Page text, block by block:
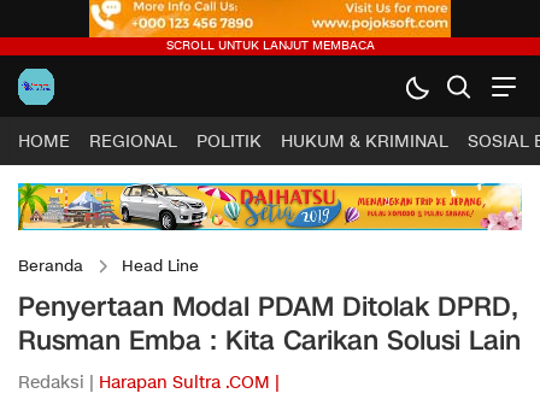
HOME REGIONAL POLITIK HUKUM & KRIMINAL SOSIAL
Beranda Head Line
Penyertaan Modal PDAM Ditolak DPRD,
Rusman Emba : Kita Carikan Solusi Lain
Redaksi | Harapan Sultra .COM |